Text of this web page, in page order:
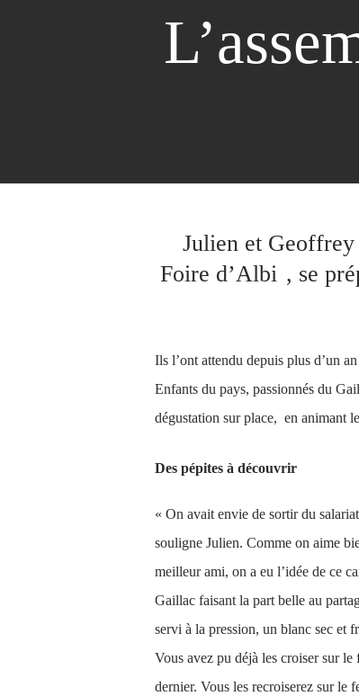
Julien et
Foire d’Albi , se
Ils l’ont attendu depuis plus d’un
Enfants du pays, passionnés du
dégustation sur place, en animant
Des pépites à découvrir
« On avait envie de sortir du
souligne Julien. Comme on aime
meilleur ami, on a eu l’idée de ce
Gaillac faisant la part belle au
servi à la pression, un blanc sec et
Vous avez pu déjà les croiser sur
dernier. Vous les recroiserez sur le